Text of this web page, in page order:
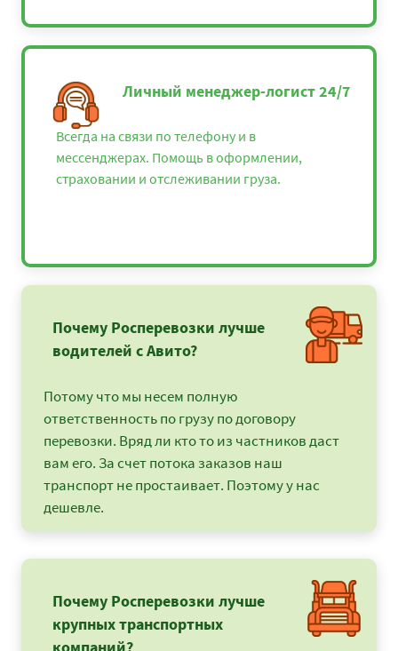
Личный менеджер-логист 24/7
Всегда на связи по телефону и в
мессенджерах. Помощь в оформлении,
страховании и отслеживании груза.
Почему Росперевозки лучше
водителей с Авито?
Потому что мы несем полную
ответственность по грузу по договору
перевозки. Вряд ли кто то из частников даст
вам его. За счет потока заказов наш
транспорт не простаивает. Поэтому у нас
дешевле.
Почему Росперевозки лучше
крупных транспортных